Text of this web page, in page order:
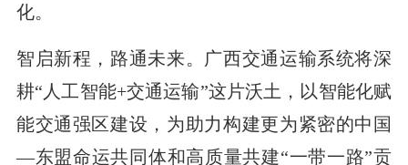
化。
智启新程，路通未来。广西交通运输系统将深
耕“人工智能+交通运输”这片沃土，以智能化赋
能交通强区建设，为助力构建更为紧密的中国
—东盟命运共同体和高质量共建“一带一路”贡